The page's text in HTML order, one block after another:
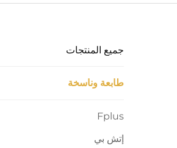
جميع المنتجات
طابعة وناسخة
Fplus
إتش بي